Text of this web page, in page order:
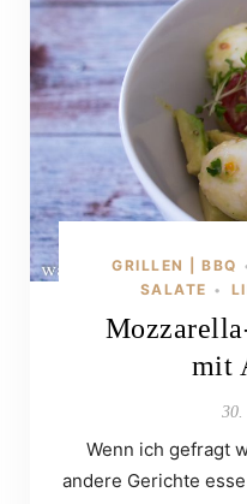
GRILLEN | BBQ
SALATE •
mit
30.
Wenn ich gefragt
andere Gerichte